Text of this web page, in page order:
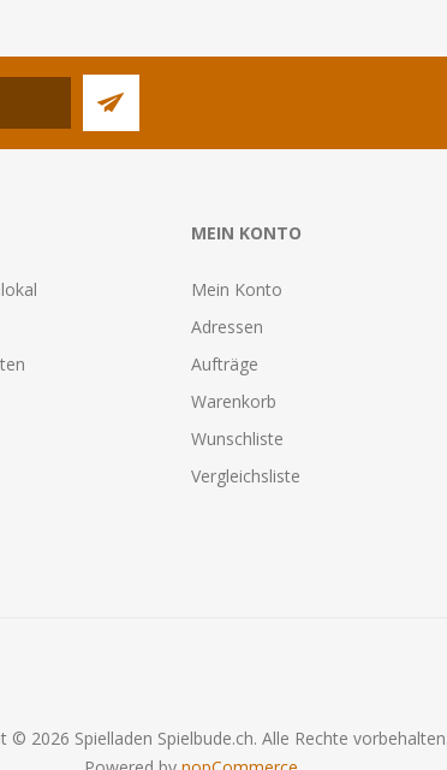
MEIN KONTO
Mein Konto
Adressen
Aufträge
Warenkorb
Wunschliste
Vergleichsliste
© 2026 Spielladen Spielbude.ch. Alle Rechte vorbehalten.